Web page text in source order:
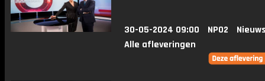
30-05-2024 09:00 NPO2
Alle afleveringen